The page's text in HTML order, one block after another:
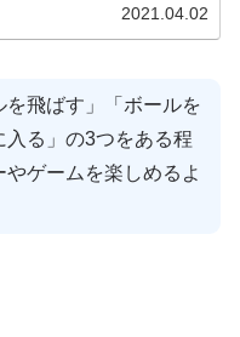
2021.04.02
飛ばす」「ボールを
入る」の3つをある程
ゲームを楽しめるよ